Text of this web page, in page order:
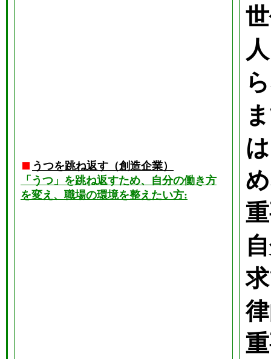
うつを跳ね返す（創造企業）
「うつ」を跳ね返すため、自分の働き方
を変え、職場の環境を整えたい方: